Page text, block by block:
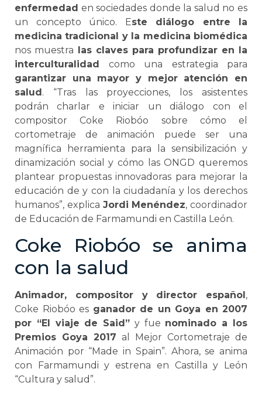
enfermedad en sociedades donde la salud no es
un concepto único. Este diálogo entre la
medicina tradicional y la medicina biomédica
nos muestra las claves para profundizar en la
interculturalidad como una estrategia para
garantizar una mayor y mejor atención en
salud. “Tras las proyecciones, los asistentes
podrán charlar e iniciar un diálogo con el
compositor Coke Riobóo sobre cómo el
cortometraje de animación puede ser una
magnífica herramienta para la sensibilización y
dinamización social y cómo las ONGD queremos
plantear propuestas innovadoras para mejorar la
educación de y con la ciudadanía y los derechos
humanos”, explica Jordi Menéndez, coordinador
de Educación de Farmamundi en Castilla León.
Coke Riobóo se anima
con la salud
Animador, compositor y director español ,
Coke Riobóo es ganador de un Goya en 2007
por “El viaje de Said” y fue nominado a los
Premios Goya 2017 al Mejor Cortometraje de
Animación por “Made in Spain”. Ahora, se anima
con Farmamundi y estrena en Castilla y León
“Cultura y salud”.